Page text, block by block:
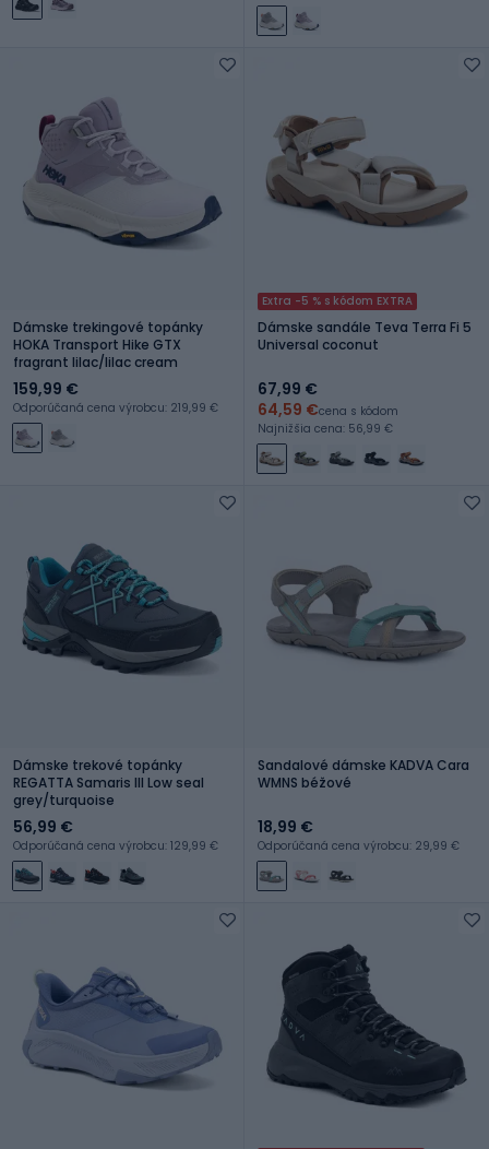
Dámske trekingové topánky
HOKA Transport Hike GTX
fragrant lilac/lilac cream
159,99 €
Odporúčaná cena výrobcu: 219,99 €
Extra -5 % s kódom EXTRA
Dámske sandále Teva Terra Fi 5
Universal coconut
67,99 €
64,59 €cena s kódom
Najnižšia cena: 56,99 €
Dámske trekové topánky
REGATTA Samaris III Low seal
grey/turquoise
56,99 €
Odporúčaná cena výrobcu: 129,99 €
Sandalové dámske KADVA Cara
WMNS béžové
18,99 €
Odporúčaná cena výrobcu: 29,99 €